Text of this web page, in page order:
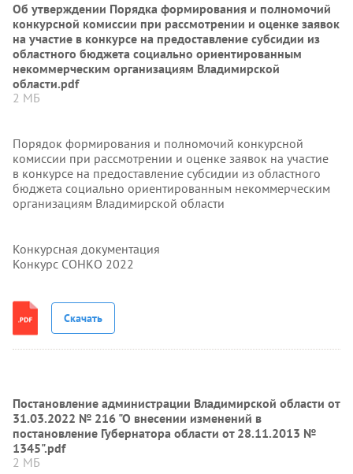
Об утверждении Порядка формирования и полномочий
конкурсной комиссии при рассмотрении и оценке заявок
на участие в конкурсе на предоставление субсидии из
областного бюджета социально ориентированным
некоммерческим организациям Владимирской
области.pdf
2 МБ
Порядок формирования и полномочий конкурсной
комиссии при рассмотрении и оценке заявок на участие
в конкурсе на предоставление субсидии из областного
бюджета социально ориентированным некоммерческим
организациям Владимирской области
Конкурсная документация
Конкурс СОНКО 2022
Скачать
Постановление администрации Владимирской области от
31.03.2022 № 216 "О внесении изменений в
постановление Губернатора области от 28.11.2013 №
1345".pdf
2 МБ